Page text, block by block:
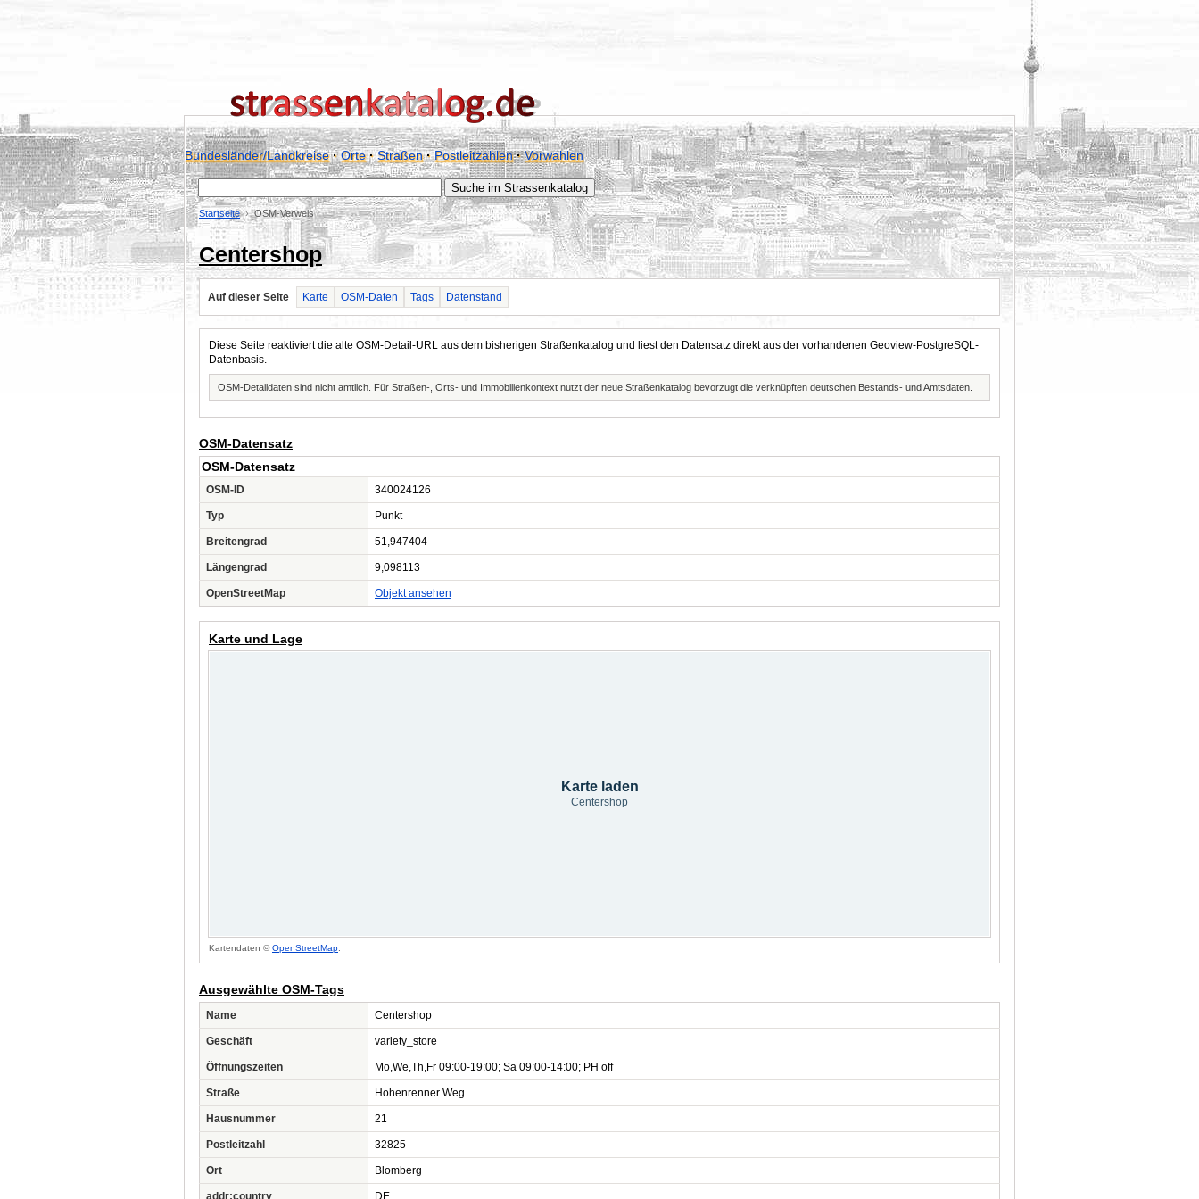
Bundesländer/Landkreise·Orte·Straßen·Postleitzahlen·Vorwahlen
Startseite OSM-Verweis
Centershop
Auf dieser Seite Karte OSM-Daten Tags Datenstand
Diese Seite reaktiviert die alte OSM-Detail-URL aus dem bisherigen Straßenkatalog und liest den Datensatz direkt aus der vorhandenen Geoview-PostgreSQL-
Datenbasis.
OSM-Detaildaten sind nicht amtlich. Für Straßen-, Orts- und Immobilienkontext nutzt der neue Straßenkatalog bevorzugt die verknüpften deutschen Bestands- und Amtsdaten.
OSM-Datensatz
OSM-Datensatz
OSM-ID 340024126
Typ Punkt
Breitengrad 51,947404
Längengrad 9,098113
OpenStreetMap Objekt ansehen
Karte und Lage
Karte laden
Centershop
Kartendaten ©OpenStreetMap
Ausgewählte OSM-Tags
Name Centershop
Geschäft variety_store
Öffnungszeiten Mo,We,Th,Fr 09:00-19:00; Sa 09:00-14:00; PH off
Straße Hohenrenner Weg
Hausnummer 21
Postleitzahl 32825
Ort Blomberg
addr:country DE